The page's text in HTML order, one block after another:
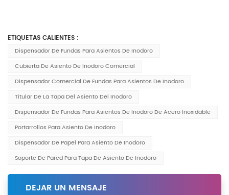
ETIQUETAS CALIENTES :
Dispensador De Fundas Para Asientos De Inodoro
Cubierta De Asiento De Inodoro Comercial
Dispensador Comercial De Fundas Para Asientos De Inodoro
Titular De La Tapa Del Asiento Del Inodoro
Dispensador De Fundas Para Asientos De Inodoro De Acero Inoxidable
Portarrollos Para Asiento De Inodoro
Dispensador De Papel Para Asiento De Inodoro
Soporte De Pared Para Tapa De Asiento De Inodoro
DEJAR UN MENSAJE